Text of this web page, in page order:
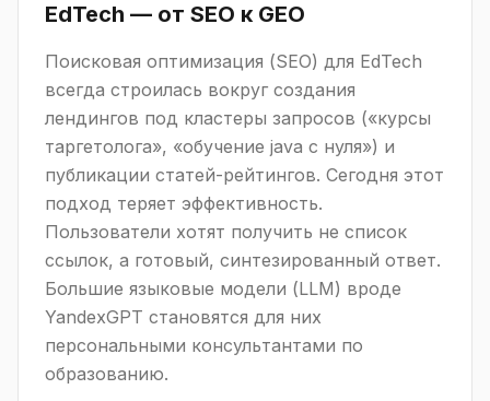
EdTech — от SEO к GEO
Поисковая оптимизация (SEO) для EdTech
всегда строилась вокруг создания
лендингов под кластеры запросов («курсы
таргетолога», «обучение java с нуля») и
публикации статей-рейтингов. Сегодня этот
подход теряет эффективность.
Пользователи хотят получить не список
ссылок, а готовый, синтезированный ответ.
Большие языковые модели (LLM) вроде
YandexGPT становятся для них
персональными консультантами по
образованию.